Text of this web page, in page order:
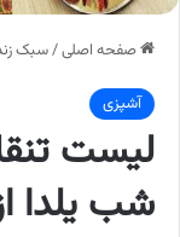
صفحه اصلی/سبک
آشپزی
لیست
شب یلدا